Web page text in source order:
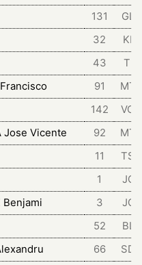
131
GLC
32
KIN
43
TRI
91
MTR
142
VCH
Jose Vicente 92
MTR
11
TSG
1
JCL
Benjami 3
JCL
52
BLZ
66
SDO